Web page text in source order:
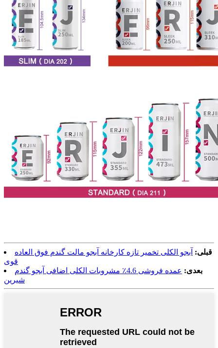
قبلی: آبجو الکلی تخمیر تازه کارخانه آبجو مالت گندم فوق العاده
قوی
بعدی:
عمده فروشی 4.6٪ مشروبات الکلی اضافی آبجو گندم
شیرین